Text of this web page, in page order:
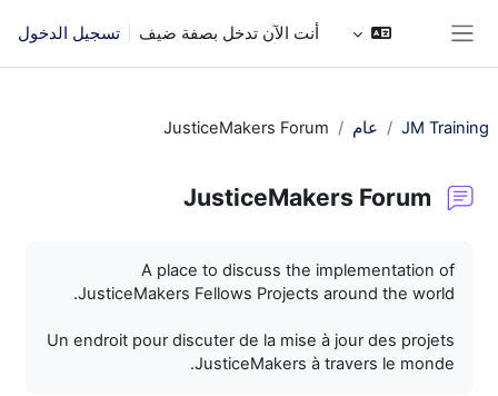
أنت الآن تدخل بصفة ضيف تسجيل الدخول
JM Training عام JusticeMakers Forum
JusticeMakers Forum
A place to discuss the implementation of
JusticeMakers Fellows Projects around the world.
Un endroit pour discuter de la mise à jour des projets
JusticeMakers à travers le monde.